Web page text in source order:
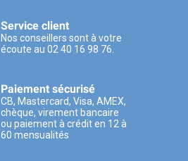
Service client
Nos conseillers sont à votre
écoute au 02 40 16 98 76.
Paiement sécurisé
CB, Mastercard, Visa, AMEX,
chèque, virement bancaire
ou paiement à crédit en 12 à
60 mensualités